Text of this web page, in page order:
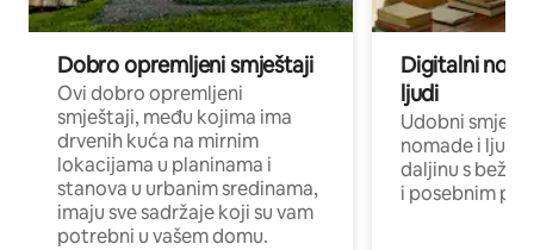
Dobro opremljeni smještaji
Ovi dobro opremljeni
smještaji, među kojima ima
drvenih kuća na mirnim
lokacijama u planinama i
stanova u urbanim sredinama,
imaju sve sadržaje koji su vam
potrebni u vašem domu.
Digitalni
ljudi
Udobni
nomade i ljude
daljinu s
i posebnim